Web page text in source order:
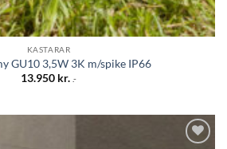
KASTARAR
GU10 3,5W 3K m/spike IP66
13.950 kr. .-